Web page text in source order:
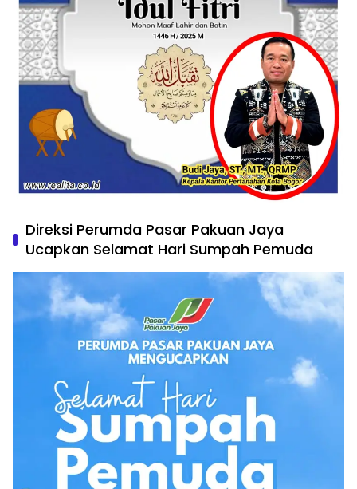
Direksi Perumda Pasar Pakuan Jaya
Ucapkan Selamat Hari Sumpah Pemuda